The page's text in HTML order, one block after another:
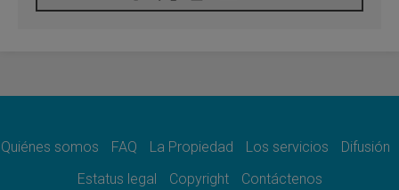
05.08.2026
quienes bendicen la guerra
Ucrania: Ataque masivo en Kyiv durante la
Quiénes somos FAQ La Propiedad Los servicios
Difusión
Estatus legal
Copyright Contáctenos